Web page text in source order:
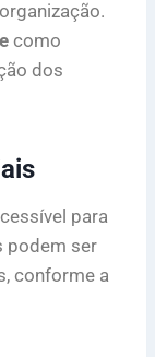
como
dos
para
podem ser
conforme a